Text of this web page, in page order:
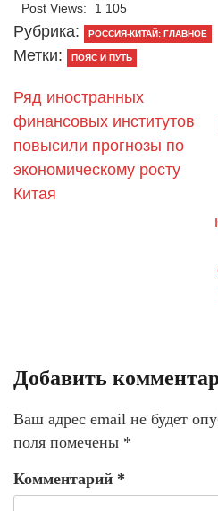
Post Views: 1 105
Рубрика: РОССИЯ-КИТАЙ: ГЛАВНОЕ
Метки: ПОЯС И ПУТЬ
Ряд иностранных
финансовых институтов
повысили прогнозы по
экономическому росту
Китая
Добавить
Ваш адрес email не будет
поля помечены *
Комментарий *